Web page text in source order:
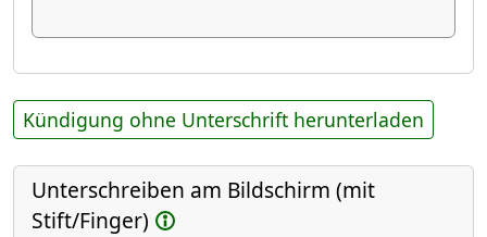
Kündigung ohne Unterschrift herunterladen
Unterschreiben am Bildschirm (mit
Stift/Finger)